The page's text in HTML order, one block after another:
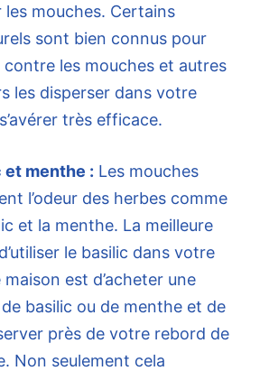
les mouches. Certains
sont bien connus pour
les mouches et autres
les disperser dans votre
très efficace.
et menthe : Les mouches
l’odeur des herbes comme
et la menthe. La meilleure
le basilic dans votre
est d’acheter une
basilic ou de menthe et de
près de votre rebord de
Non seulement cela